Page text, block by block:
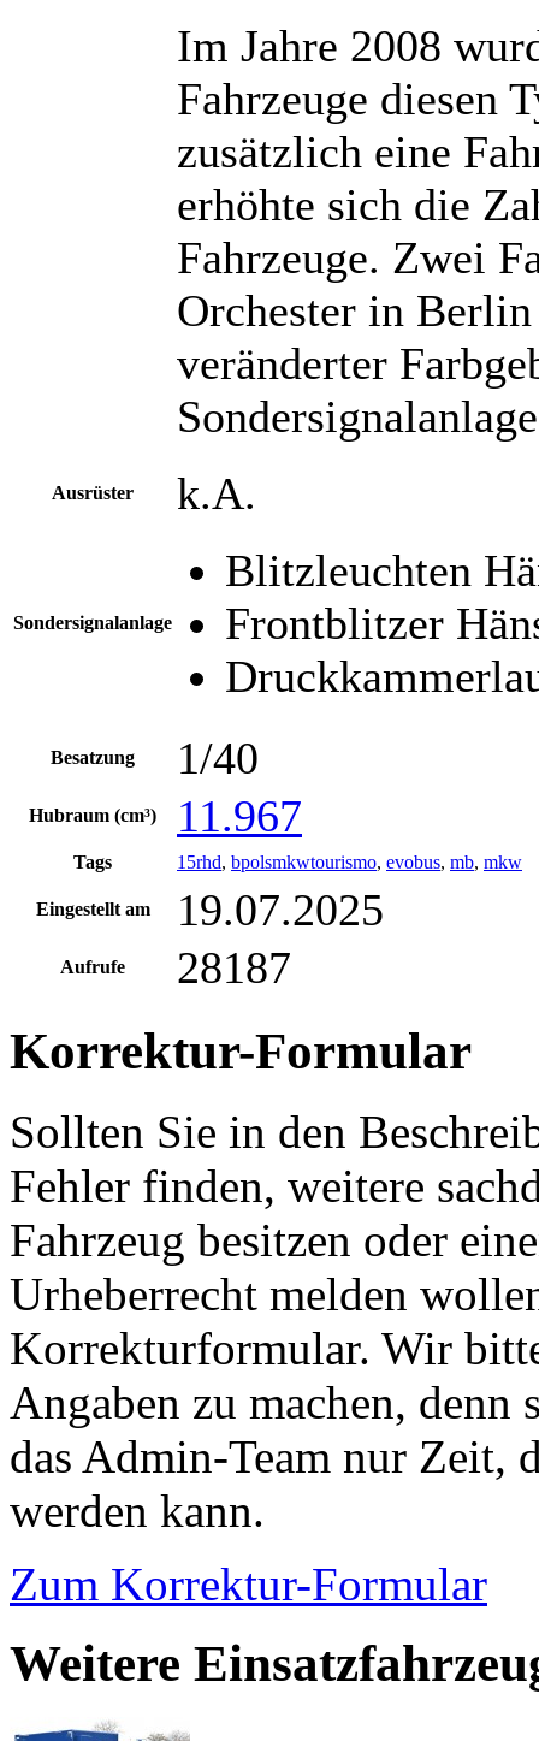
Im Jahre 2008
Fahrzeuge diesen
zusätzlich eine
erhöhte sich die
Fahrzeuge. Zwei
Orchester in
veränderter
Ausrüster k.A.
Sondersignalanlage
Blitzleuchten
Frontblitzer
Besatzung 1/40
Hubraum (cm³) 11.967
Tags 15rhd, bpolsmkwtourismo, evobus, mb, mkw
Eingestellt am 19.07.2025
Aufrufe 28187
Korrektur-Formular
Sollten Sie in den
Fehler finden, weitere
Fahrzeug besitzen oder
Urheberrecht melden
Korrekturformular. Wir
Angaben zu machen,
das Admin-Team nur Zeit,
werden kann.
Zum Korrektur-Formular
Weitere